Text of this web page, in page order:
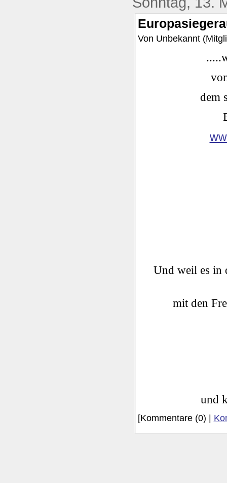
Von Unbekannt
dem
Und weil es in
mit den
und
[Kommentare (0) |